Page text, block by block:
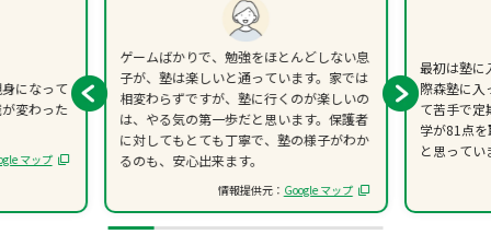
になって
変わった
マップ
ゲームばかりで、勉強をほとんどしない息
子が、塾は楽しいと通っています。家では
相変わらずですが、塾に行くのが楽しいの
は、やる気の第一歩だと思います。保護者
に対してもとても丁寧で、塾の様子がわか
るのも、安心出来ます。
情報提供元： Google マップ
最初は塾に
際森塾に入
て苦手で定
学が81点
と思ってい